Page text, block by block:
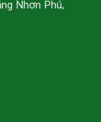
Nhơn Phú,